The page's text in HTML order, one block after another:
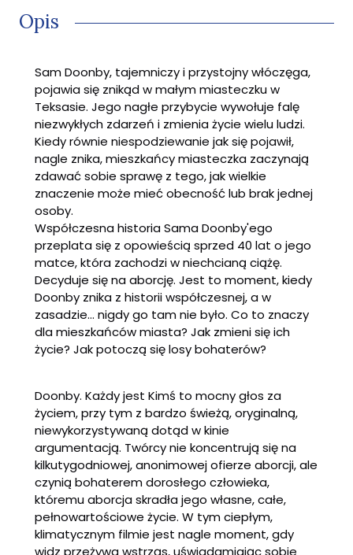
Opis
Sam Doonby, tajemniczy i przystojny włóczęga,
pojawia się znikąd w małym miasteczku w
Teksasie. Jego nagłe przybycie wywołuje falę
niezwykłych zdarzeń i zmienia życie wielu ludzi.
Kiedy równie niespodziewanie jak się pojawił,
nagle znika, mieszkańcy miasteczka zaczynają
zdawać sobie sprawę z tego, jak wielkie
znaczenie może mieć obecność lub brak jednej
osoby.
Współczesna historia Sama Doonby'ego
przeplata się z opowieścią sprzed 40 lat o jego
matce, która zachodzi w niechcianą ciążę.
Decyduje się na aborcję. Jest to moment, kiedy
Doonby znika z historii współczesnej, a w
zasadzie... nigdy go tam nie było. Co to znaczy
dla mieszkańców miasta? Jak zmieni się ich
życie? Jak potoczą się losy bohaterów?
Doonby. Każdy jest Kimś to mocny głos za
życiem, przy tym z bardzo świeżą, oryginalną,
niewykorzystywaną dotąd w kinie
argumentacją. Twórcy nie koncentrują się na
kilkutygodniowej, anonimowej ofierze aborcji, ale
czynią bohaterem dorosłego człowieka,
któremu aborcja skradła jego własne, całe,
pełnowartościowe życie. W tym ciepłym,
klimatycznym filmie jest nagle moment, gdy
widz przeżywa wstrząs, uświadamiając sobie